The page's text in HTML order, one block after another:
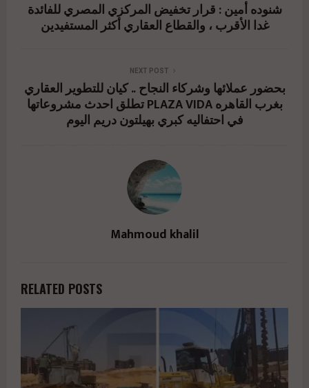
%d8%a7%d9%84%d8%a8%d9%86%d8%a7%d8%
a1-
8a-
%d9%84%d9%84%d8%aa%d8%b7%d9%88%d9%
8a%d8%b1-
b1%d9%8a-%d8%aa%d8%b7/" href="#">
شنوده أمين : قرار تخفيض المركزي المصري للفائدة
غدا الأقرب ، والقطاع العقاري أكثر المستفيدين
NEXT POST
بحضور عملائها وشركاء النجاح .. كيان للتطوير العقاري
تطلق احدث مشروعاتها PLAZA VIDA بغرب القاهره
في احتفاليه كبري بهيلتون دريم اليوم
Mahmoud khalil
RELATED POSTS